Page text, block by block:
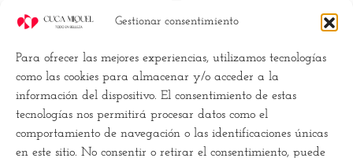
Gestionar consentimiento
Para ofrecer las mejores experiencias, utilizamos tecnologías
como las cookies para almacenar y/o acceder a la
información del dispositivo. El consentimiento de estas
tecnologías nos permitirá procesar datos como el
comportamiento de navegación o las identificaciones únicas
en este sitio. No consentir o retirar el consentimiento, puede
Dónde estamos
Calle Luchana, 25 28010 Madrid España
Empresa
Políticas de Cookies (UE)
Política de privacidad
Términos y Condiciones